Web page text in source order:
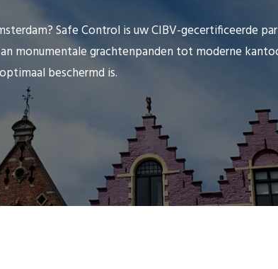
Safe Control is uw CIBV-gecertificeerde
monumentale grachtenpanden tot moderne
beschermd is.